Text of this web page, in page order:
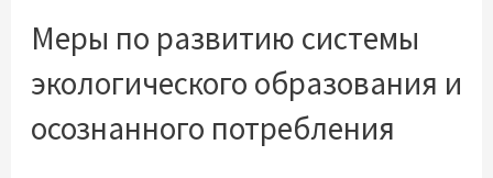
Меры по развитию системы
экологического образования и
осознанного потребления